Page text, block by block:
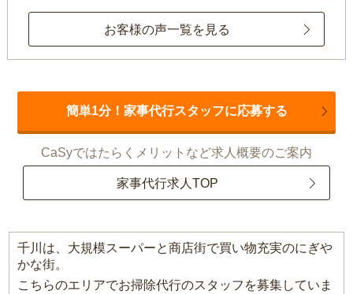
お客様の声一覧を見る
簡単1分！家事代行スタッフに応募する
CaSyではたらくメリットなど求人概要のご案内
家事代行求人TOP
千川は、大規模スーパーと商店街で買い物充実のにぎや
かな街。
こちらのエリアでお掃除代行のスタッフを募集していま